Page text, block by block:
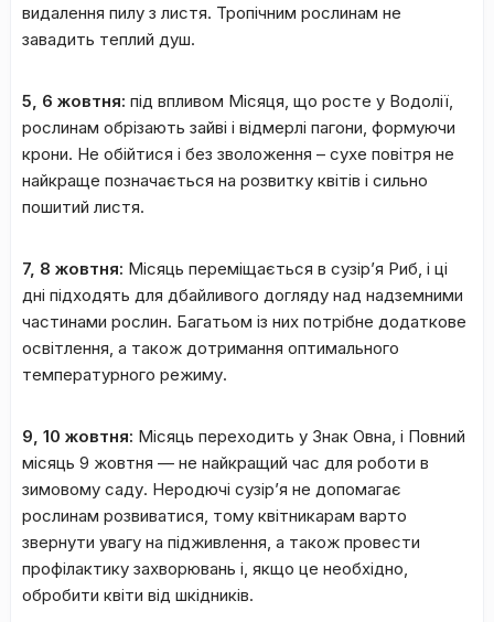
видалення пилу з листя. Тропічним рослинам не
завадить теплий душ.
5, 6 жовтня: під впливом Місяця, що росте у Водолії,
рослинам обрізають зайві і відмерлі пагони, формуючи
крони. Не обійтися і без зволоження – сухе повітря не
найкраще позначається на розвитку квітів і сильно
пошитий листя.
7, 8 жовтня: Місяць переміщається в сузір’я Риб, і ці
дні підходять для дбайливого догляду над надземними
частинами рослин. Багатьом із них потрібне додаткове
освітлення, а також дотримання оптимального
температурного режиму.
9, 10 жовтня: Місяць переходить у Знак Овна, і Повний
місяць 9 жовтня — не найкращий час для роботи в
зимовому саду. Неродючі сузір’я не допомагає
рослинам розвиватися, тому квітникарам варто
звернути увагу на підживлення, а також провести
профілактику захворювань і, якщо це необхідно,
обробити квіти від шкідників.